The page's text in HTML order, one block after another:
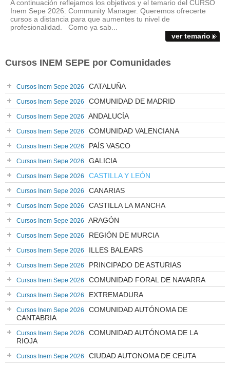
A continuación reflejamos los objetivos y el temario del CURSO
Inem Sepe 2026: Community Manager. Queremos ofrecerte
cursos a distancia para que aumentes tu nivel de
profesionalidad. Como ya sab...
ver temario
Cursos INEM SEPE por Comunidades
Cursos Inem Sepe 2026 CATALUÑA
Cursos Inem Sepe 2026 COMUNIDAD DE MADRID
Cursos Inem Sepe 2026 ANDALUCÍA
Cursos Inem Sepe 2026 COMUNIDAD VALENCIANA
Cursos Inem Sepe 2026 PAÍS VASCO
Cursos Inem Sepe 2026 GALICIA
Cursos Inem Sepe 2026 CASTILLA Y LEÓN
Cursos Inem Sepe 2026 CANARIAS
Cursos Inem Sepe 2026 CASTILLA LA MANCHA
Cursos Inem Sepe 2026 ARAGÓN
Cursos Inem Sepe 2026 REGIÓN DE MURCIA
Cursos Inem Sepe 2026 ILLES BALEARS
Cursos Inem Sepe 2026 PRINCIPADO DE ASTURIAS
Cursos Inem Sepe 2026 COMUNIDAD FORAL DE NAVARRA
Cursos Inem Sepe 2026 EXTREMADURA
Cursos Inem Sepe 2026
COMUNIDAD AUTÓNOMA DE
CANTABRIA
Cursos Inem Sepe 2026
COMUNIDAD AUTÓNOMA DE LA
RIOJA
Cursos Inem Sepe 2026 CIUDAD AUTONOMA DE CEUTA